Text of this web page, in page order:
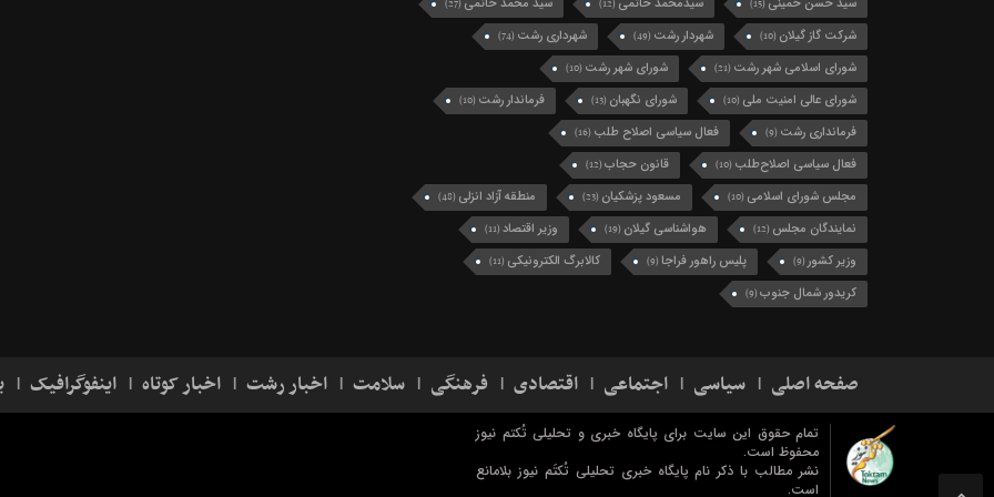
(15)
(12)
(27)
شرکت گاز گیلان (10) شهردار رشت (49) شهرداری رشت (74)
شورای اسلامی شهر رشت (21) شورای شهر رشت (10)
شورای عالی امنیت ملی (10) شورای نگهبان (13) فرماندار رشت (10)
فرمانداری رشت (9) فعال سیاسی اصلاح طلب (16)
فعال سیاسی اصلاح‌طلب (10) قانون حجاب(12)
مجلس شورای اسلامی (10) مسعود پزشکیان (23) منطقه آزاد انزلی (48)
نمایندگان مجلس (12) هواشناسی گیلان (19) وزیر اقتصاد(11)
وزیر کشور(9) پلیس راهور فراجا (9) کالابرگ الکترونیکی (11)
کریدور شمال جنوب(9)
صفحه اصلی سیاسی اجتماعی اقتصادی فرهنگی سلامت اخبار رشت اخبار کوتاه اینفوگرافیک
تمام حقوق این سایت برای پایگاه خبری و تحلیلی تُکتم نیوز
محفوظ است.
نشر مطالب با ذکر نام پایگاه خبری تحلیلی تُکتَم نیوز بلامانع
است.